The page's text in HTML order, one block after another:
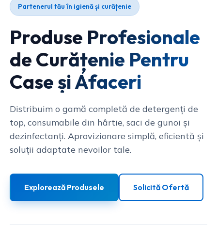
Partenerul tău în igienă și curățenie
Produse Profesionale
de Curățenie Pentru
Case și Afaceri
Distribuim o gamă completă de detergenți de
top, consumabile din hârtie, saci de gunoi și
dezinfectanți. Aprovizionare simplă, eficientă și
soluții adaptate nevoilor tale.
Explorează Produsele Solicită Ofertă